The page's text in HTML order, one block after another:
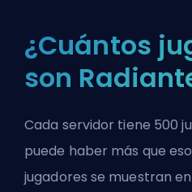
¿Cuántos
son
Cada servidor tiene 500
puede haber más que
jugadores se muestran